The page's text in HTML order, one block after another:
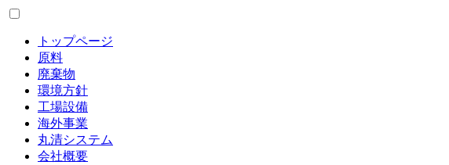
トップページ
原料
廃棄物
環境方針
工場設備
海外事業
丸清システム
会社概要